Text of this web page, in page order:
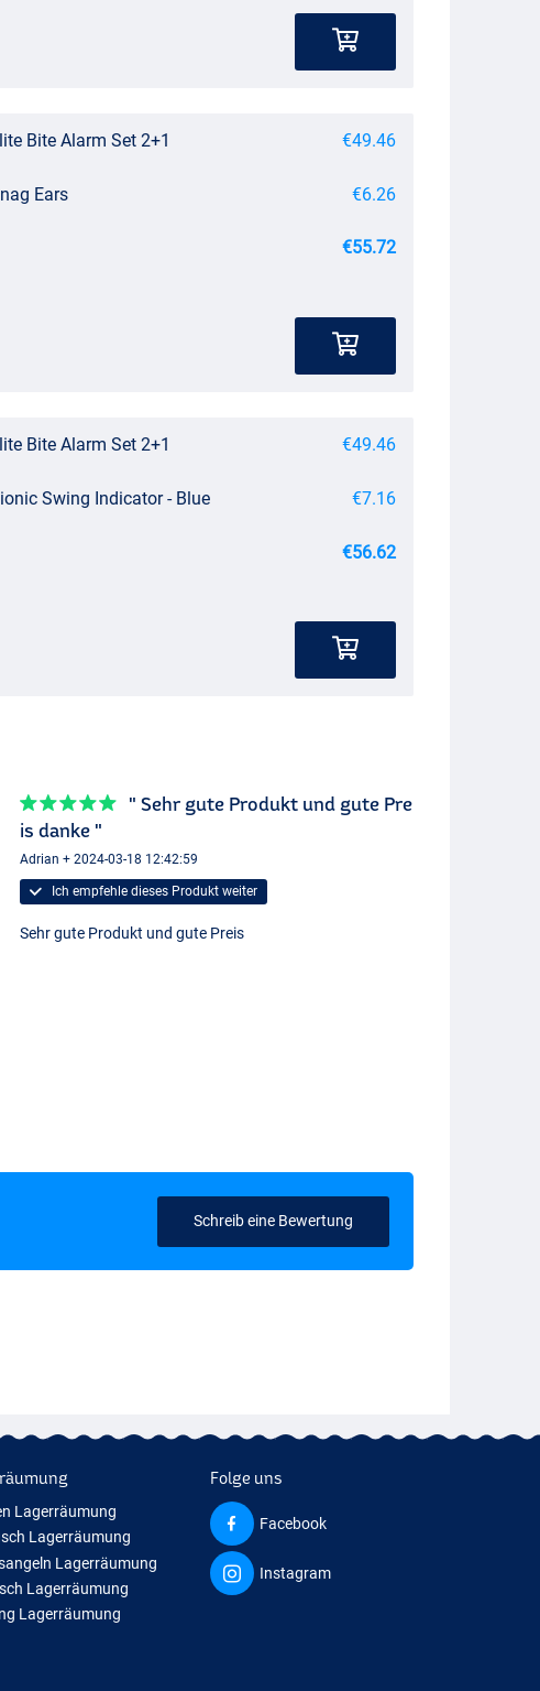
Bite Alarm Set 2+1 €49.46
Ears €6.26
€55.72
Bite Alarm Set 2+1 €49.46
Swing Indicator - Blue €7.16
€56.62
" Sehr gute Produkt und gute Pre
is danke "
Adrian + 2024-03-18 12:42:59
Ich empfehle dieses Produkt weiter
Sehr gute Produkt und gute Preis
Schreib eine Bewertung
Lagerräumung
Lagerräumung
Lagerräumung
Lagerräumung
Lagerräumung
Folge uns
Facebook
Instagram